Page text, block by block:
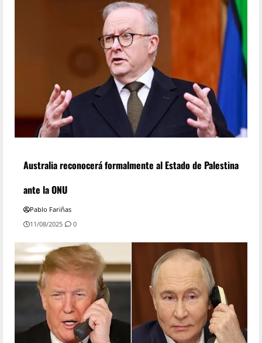
Australia reconocerá formalmente al Estado de Palestina
ante la ONU
Pablo Fariñas
11/08/2025
0